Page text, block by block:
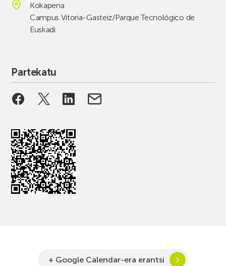
Kokapena
Campus Vitoria-Gasteiz/Parque Tecnológico de
Euskadi
Partekatu
+ Google Calendar-era erantsi